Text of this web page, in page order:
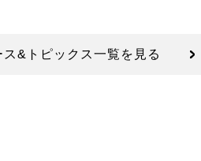
ス&トピックス一覧を見る